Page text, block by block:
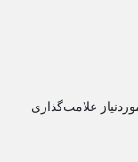
علامت‌گذاری